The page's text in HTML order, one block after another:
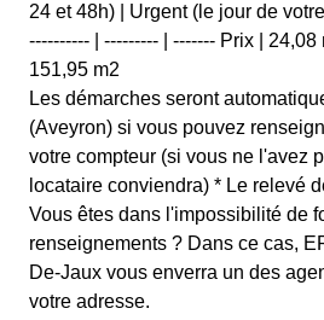
24 et 48h) | Urgent (le jour de
---------- | --------- | ------- Prix | 24,08
151,95 m2
Les démarches seront
(Aveyron) si vous pouvez
votre compteur (si vous ne l'avez
locataire conviendra) * Le relevé
Vous êtes dans l'impossibilité de
renseignements ? Dans ce cas,
De-Jaux vous enverra un des
votre adresse.